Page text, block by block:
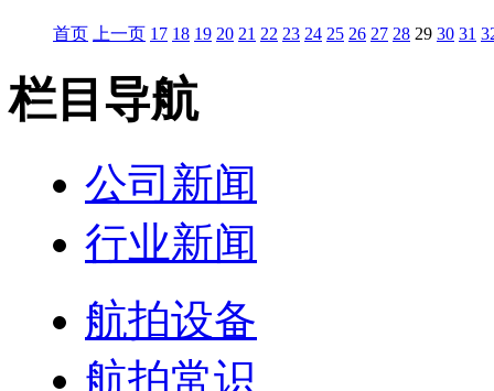
首页 上一页 17 18 19 20 21 22 23 24 25 26 27 28 29 30 31
栏目导航
公司新闻
行业新闻
航拍设备
航拍常识